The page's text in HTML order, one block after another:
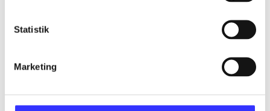
Statistik
Marketing
Gå til serien